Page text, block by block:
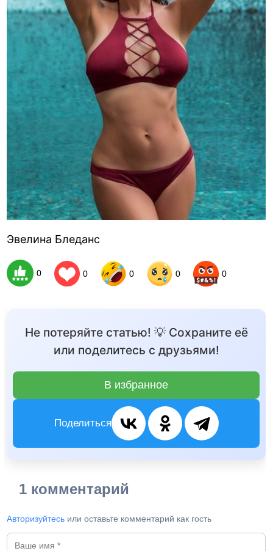
Эвелина Бледанс
0 0 0 0 0
Не потеряйте статью! 💡 Сохраните её
или поделитесь с друзьями!
В избранное
Поделиться
1 комментарий
Авторизуйтесь или оставьте комментарий как гость